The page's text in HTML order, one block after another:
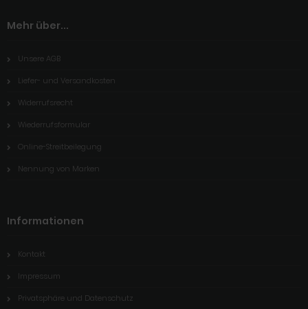
Mehr über...
Unsere AGB
Liefer- und Versandkosten
Widerrufsrecht
Wiederrufsformular
Online-Streitbeilegung
Nennung von Marken
Informationen
Kontakt
Impressum
Privatsphäre und Datenschutz